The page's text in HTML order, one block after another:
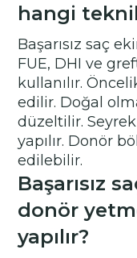
hangi
Başarısız saç
FUE, DHI ve
kullanılır.
edilir. Doğal
düzeltilir.
yapılır. Donör
edilebilir.
Başarısız
donör
yapılır?